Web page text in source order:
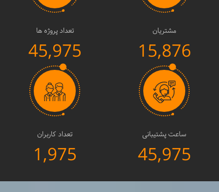
مشتریان
15,876
تعداد پروژه ها
45,975
ساعت پشتیبانی
45,975
تعداد کاربران
1,975